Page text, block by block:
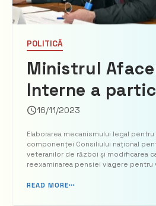
POLITICĂ
Ministrul
Interne a
ședința
național
problemele
16/11/2023
Elaborarea mecanismului legal
componenței Consiliului național
veteranilor de război și modificarea
reexaminarea pensiei viagere pentru
cadrul noii ședințe a Consiliului
READ MORE